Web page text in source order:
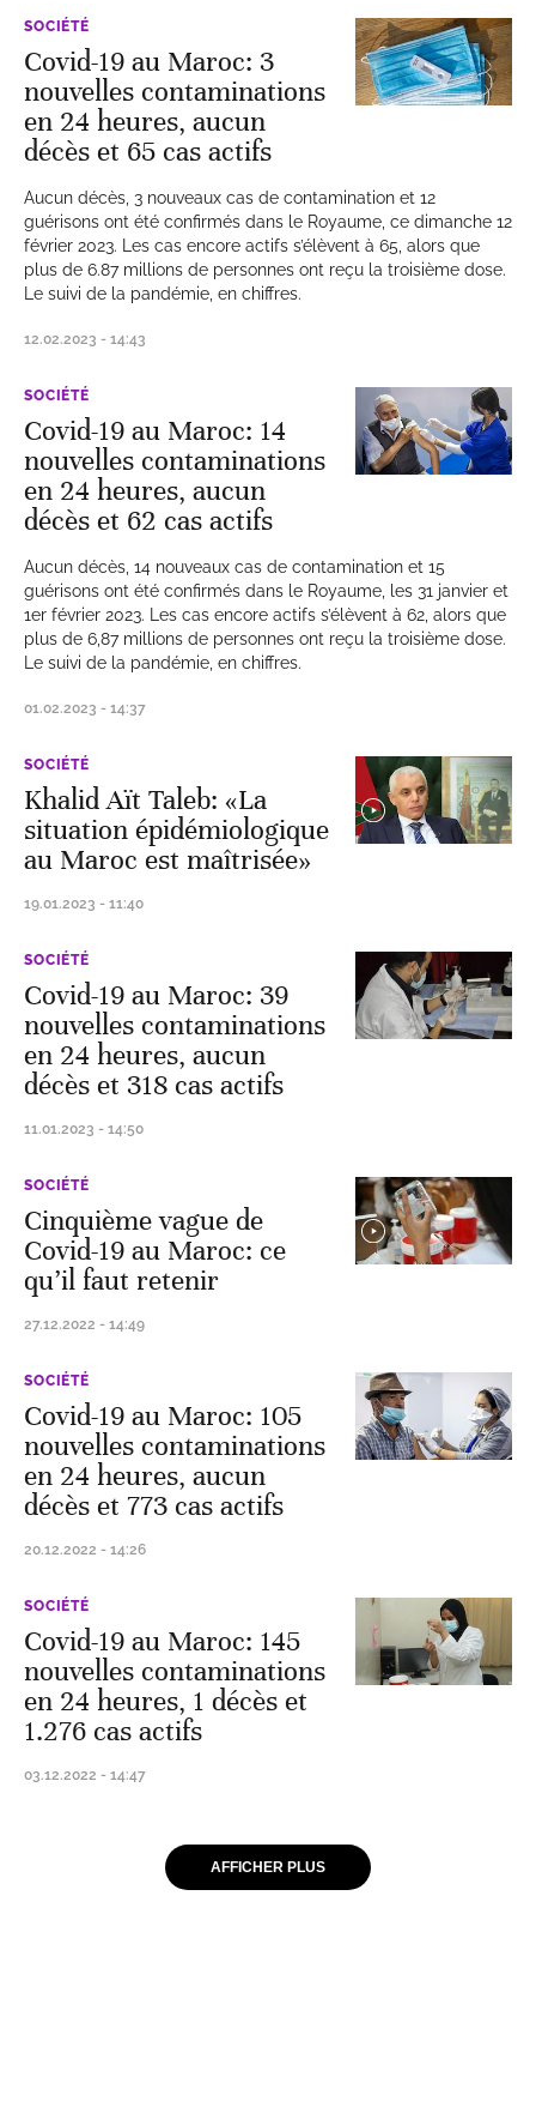
SOCIÉTÉ
Covid-19 au Maroc: 3
nouvelles contaminations
en 24 heures, aucun
décès et 65 cas actifs
Aucun décès, 3 nouveaux cas de contamination et 12
guérisons ont été confirmés dans le Royaume, ce dimanche 12
février 2023. Les cas encore actifs s’élèvent à 65, alors que
plus de 6.87 millions de personnes ont reçu la troisième dose.
Le suivi de la pandémie, en chiffres.
12.02.2023 - 14:43
SOCIÉTÉ
Covid-19 au Maroc: 14
nouvelles contaminations
en 24 heures, aucun
décès et 62 cas actifs
Aucun décès, 14 nouveaux cas de contamination et 15
guérisons ont été confirmés dans le Royaume, les 31 janvier et
1er février 2023. Les cas encore actifs s’élèvent à 62, alors que
plus de 6,87 millions de personnes ont reçu la troisième dose.
Le suivi de la pandémie, en chiffres.
01.02.2023 - 14:37
SOCIÉTÉ
Khalid Aït Taleb: «La
situation épidémiologique
au Maroc est maîtrisée»
19.01.2023 - 11:40
SOCIÉTÉ
Covid-19 au Maroc: 39
nouvelles contaminations
en 24 heures, aucun
décès et 318 cas actifs
11.01.2023 - 14:50
SOCIÉTÉ
Cinquième vague de
Covid-19 au Maroc: ce
qu’il faut retenir
27.12.2022 - 14:49
SOCIÉTÉ
Covid-19 au Maroc: 105
nouvelles contaminations
en 24 heures, aucun
décès et 773 cas actifs
20.12.2022 - 14:26
SOCIÉTÉ
Covid-19 au Maroc: 145
nouvelles contaminations
en 24 heures, 1 décès et
1.276 cas actifs
03.12.2022 - 14:47
AFFICHER PLUS